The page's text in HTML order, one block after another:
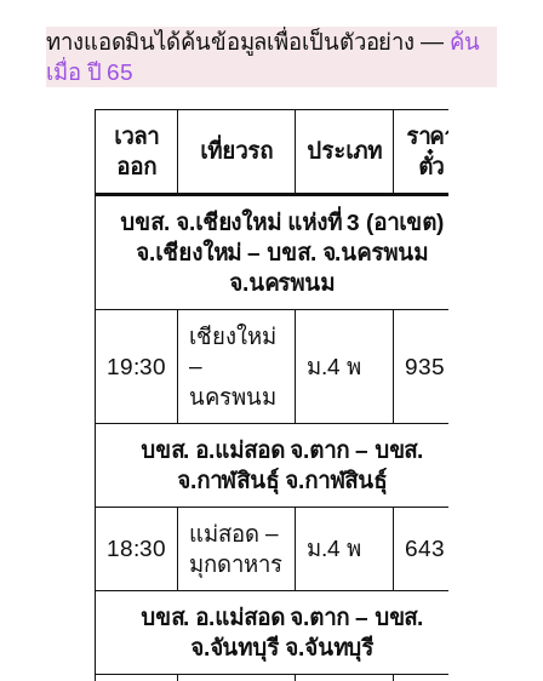
ทางแอดมินได้ค้นข้อมูลเพื่อเป็นตัวอย่าง — ค้น
เมื่อ ปี 65
เวลา
ออก
เที่ยวรถ ประเภท
ราคา
ตั๋ว
บขส. จ.เชียงใหม่ แห่งที่ 3 (อาเขต)
จ.เชียงใหม่ – บขส. จ.นครพนม
จ.นครพนม
19:30
เชียงใหม่
–
นครพนม
ม.4 พ 935
บขส. อ.แม่สอด จ.ตาก – บขส.
จ.กาฬสินธุ์ จ.กาฬสินธุ์
18:30
แม่สอด –
มุกดาหาร
ม.4 พ 643
บขส. อ.แม่สอด จ.ตาก – บขส.
จ.จันทบุรี จ.จันทบุรี